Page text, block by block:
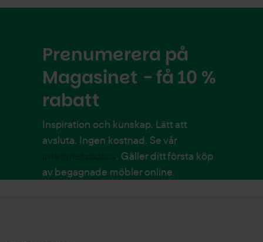
Prenumerera på
Magasinet - få 10 %
rabatt
Inspiration och kunskap. Lätt att
avsluta. Ingen kostnad. Se vår
. Gäller ditt första köp
av begagnade möbler online.